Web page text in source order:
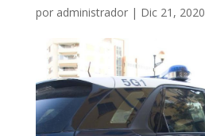
por administrador| Dic 21, 2020